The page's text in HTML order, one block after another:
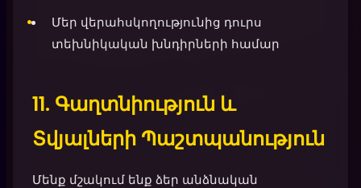
Մեր վերահսկողությունից դուրս
տեխնիկական խնդիրների համար
11. Գաղտնիություն և
Տվյալների Պաշտպանություն
Մենք մշակում ենք ձեր անձնական